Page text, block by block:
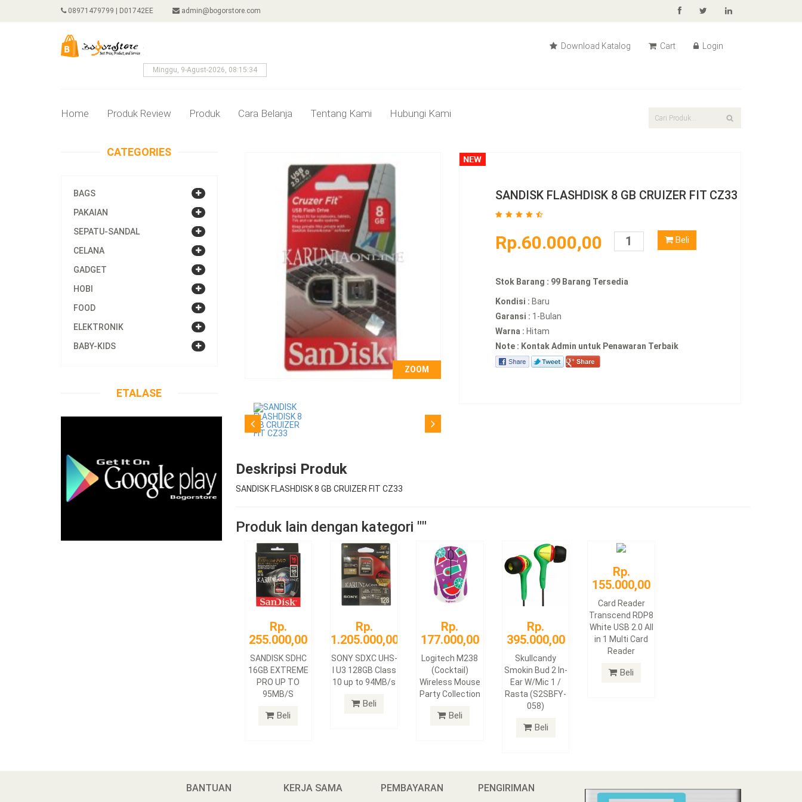
08971479799 | D01742EE admin@bogorstore.com
Minggu, 9-Agust-2026, 08:15:34
Download Katalog Cart Login
Home Produk Review Produk Cara Belanja Tentang Kami Hubungi Kami
CATEGORIES
BAGS
PAKAIAN
SEPATU-SANDAL
CELANA
GADGET
HOBI
FOOD
ELEKTRONIK
BABY-KIDS
ETALASE
ZOOM
SANDISK FLASHDISK 8 GB CRUIZER FIT CZ33
Rp.60.000,00 Beli
Stok Barang : 99 Barang Tersedia
Kondisi : Baru
Garansi : 1-Bulan
Warna : Hitam
Note : Kontak Admin untuk Penawaran Terbaik
Deskripsi Produk
SANDISK FLASHDISK 8 GB CRUIZER FIT CZ33
Produk lain dengan kategori ""
Rp.
255.000,00
SANDISK SDHC
16GB EXTREME
PRO UP TO
95MB/S
Beli
Rp.
1.205.000,00
SONY SDXC UHS-
I U3 128GB Class
10 up to 94MB/s
Beli
Rp.
177.000,00
Logitech M238
(Cocktail)
Wireless Mouse
Party Collection
Beli
Rp.
395.000,00
Skullcandy
Smokin Bud 2 In-
Ear W/Mic 1 /
Rasta (S2SBFY-
058)
Beli
Rp.
155.000,00
Card Reader
Transcend RDP8
White USB 2.0 All
in 1 Multi Card
Reader
Beli
BANTUAN KERJA SAMA PEMBAYARAN PENGIRIMAN